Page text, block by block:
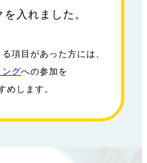
入れました。
項目があった方には、
ングへの参加を
めします。